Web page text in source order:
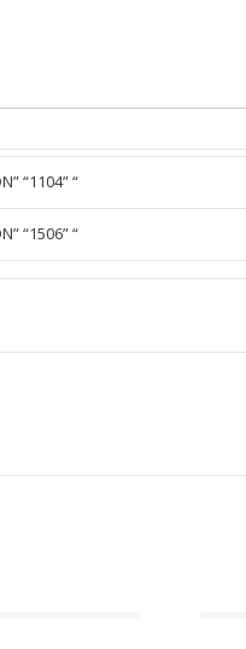
“1104” “
“1506” “